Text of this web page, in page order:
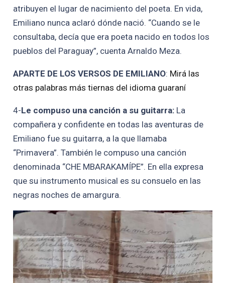
atribuyen el lugar de nacimiento del poeta. En vida,
Emiliano nunca aclaró dónde nació. “Cuando se le
consultaba, decía que era poeta nacido en todos los
pueblos del Paraguay”, cuenta Arnaldo Meza.
APARTE DE LOS VERSOS DE EMILIANO: Mirá las
otras palabras más tiernas del idioma guaraní
4-Le compuso una canción a su guitarra:La
compañera y confidente en todas las aventuras de
Emiliano fue su guitarra, a la que llamaba
“Primavera”. También le compuso una canción
denominada “CHE MBARAKAMÍPE”. En ella expresa
que su instrumento musical es su consuelo en las
negras noches de amargura.